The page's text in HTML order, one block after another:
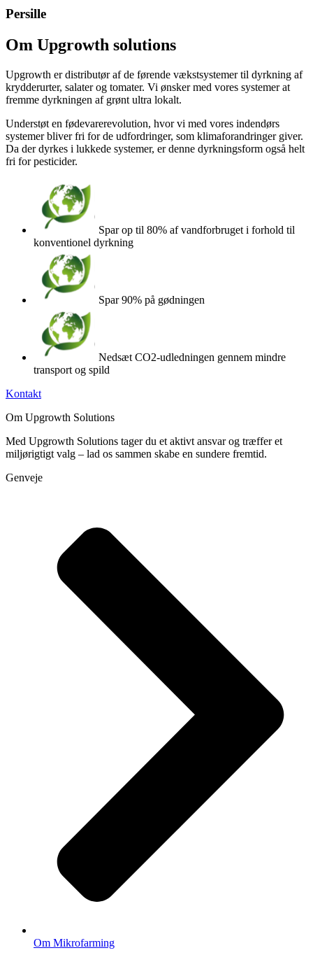
Persille
Om Upgrowth solutions
Upgrowth er distributør af de førende vækstsystemer til dyrkning af
krydderurter, salater og tomater. Vi ønsker med vores systemer at
fremme dyrkningen af grønt ultra lokalt.
Understøt en fødevarerevolution, hvor vi med vores indendørs
systemer bliver fri for de udfordringer, som klimaforandringer giver.
Da der dyrkes i lukkede systemer, er denne dyrkningsform også helt
fri for pesticider.
Spar op til 80% af vandforbruget i forhold til
konventionel dyrkning
Spar 90% på gødningen
Nedsæt CO2-udledningen gennem mindre
transport og spild
Kontakt
Om Upgrowth Solutions
Med Upgrowth Solutions tager du et aktivt ansvar og træffer et
miljørigtigt valg – lad os sammen skabe en sundere fremtid.
Genveje
Om Mikrofarming